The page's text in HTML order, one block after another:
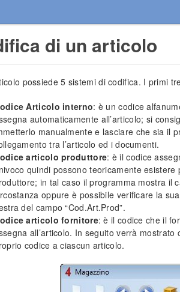
di un articolo
possiede 5 sistemi di codifica. I primi
Articolo interno: è un codice
automaticamente all’articolo; si
manualmente e lasciare che sia il
tra l’articolo ed i documenti.
articolo produttore: è il codice
quindi possono teoricamente
in tal caso il programma mostra il
oppure è possibile verificare la
del campo “Cod.Art.Prod”.
articolo fornitore: è il codice che il
all’articolo. In seguito verrà
codice a ciascun articolo.